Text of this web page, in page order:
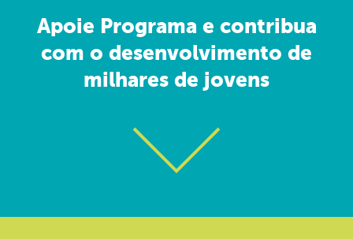
Apoie Programa e contribua
com o desenvolvimento de
milhares de jovens